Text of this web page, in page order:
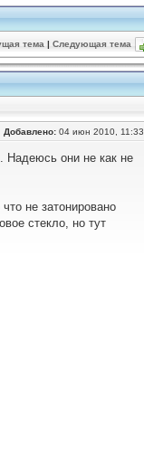
тема | Следующая тема
Добавлено: 04 июн 2010, 11:33
Надеюсь они не как не
не затонировано
стекло, но тут